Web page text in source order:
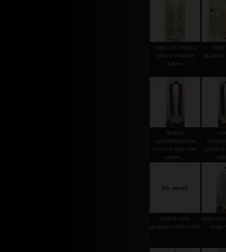
stola con croce e
olivo in yuta col
panna
stola
Stolone
concelebrazione
croce e olivo Yuta
colore ...
croce e
stola in seta
jacquard colore viola
stola